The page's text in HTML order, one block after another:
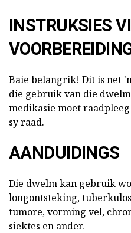
INSTRUKSIES
Baie belangrik! Dit is net
die gebruik van die
medikasie moet
sy raad.
AANDUIDINGS
Die dwelm kan gebruik
longontsteking,
tumore, vorming vel,
siektes en ander.